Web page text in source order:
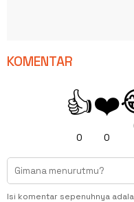
KOMENTAR
👍
0
❤️
0
Isi komentar sepenuhnya